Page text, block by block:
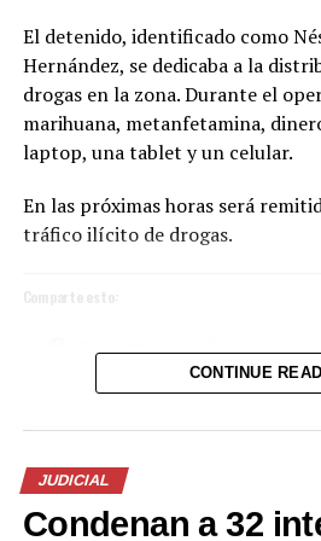
2 febrero, 2019
En «Internacionales»
RELATED TOPICS: 2015
CAMBIO
COLEGIO MÉDICO
FGR FISCALÍA
UP NEXT
Condena de 5 años de prisión y
mil hacia el Padre Toño deberá
su compañera de vida y su
El detenido, identificado como
Hernández, se dedicaba a la
drogas en la zona. Durante el
marihuana, metanfetamina,
laptop, una tablet y un celular.
En las próximas horas será
tráfico ilícito de drogas.
Comparte esto:
CONTINUE
JUDICIAL
Condenan a 32